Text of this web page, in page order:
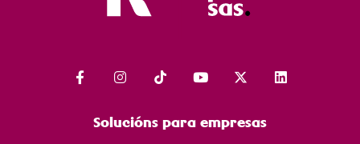
Solucións para empresas